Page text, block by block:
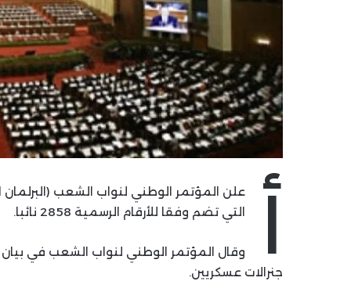
أ
التي تضم وفقا للأرقام الرسمية 2858 نائبا.
جنرالات عسكريين.